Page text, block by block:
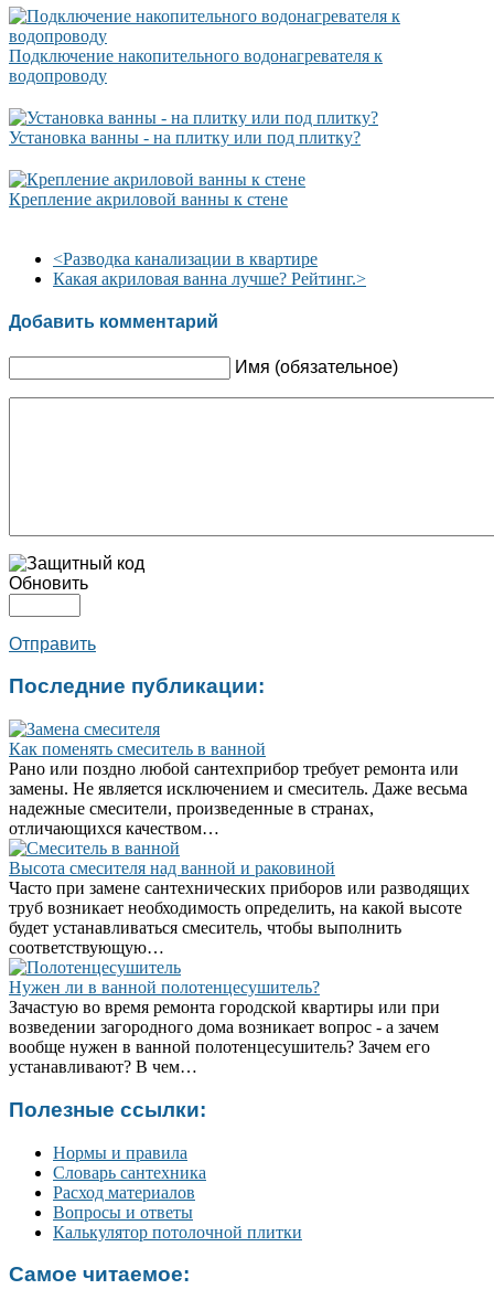
Подключение накопительного водонагревателя к
водопроводу
Установка ванны - на плитку или под плитку?
Крепление акриловой ванны к стене
<Разводка канализации в квартире
Какая акриловая ванна лучше? Рейтинг.>
Добавить комментарий
Имя (обязательное)
Обновить
Отправить
Последние публикации:
Как поменять смеситель в ванной
Рано или поздно любой сантехприбор требует ремонта или
замены. Не является исключением и смеситель. Даже весьма
надежные смесители, произведенные в странах,
отличающихся качеством…
Высота смесителя над ванной и раковиной
Часто при замене сантехнических приборов или разводящих
труб возникает необходимость определить, на какой высоте
будет устанавливаться смеситель, чтобы выполнить
соответствующую…
Нужен ли в ванной полотенцесушитель?
Зачастую во время ремонта городской квартиры или при
возведении загородного дома возникает вопрос - а зачем
вообще нужен в ванной полотенцесушитель? Зачем его
устанавливают? В чем…
Полезные ссылки:
Нормы и правила
Словарь сантехника
Расход материалов
Вопросы и ответы
Калькулятор потолочной плитки
Самое читаемое: